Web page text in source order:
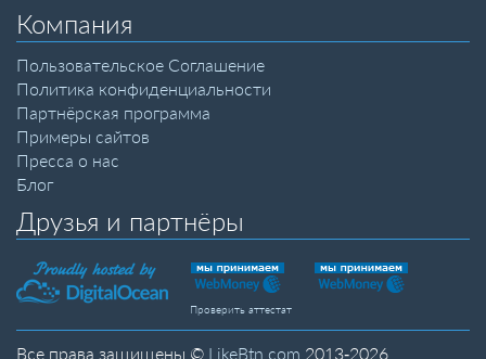
Компания
Пользовательское Соглашение
Политика конфиденциальности
Партнёрская программа
Примеры сайтов
Пресса о нас
Блог
Друзья и партнёры
Проверить аттестат
Все права защищены © LikeBtn.com 2013-2026